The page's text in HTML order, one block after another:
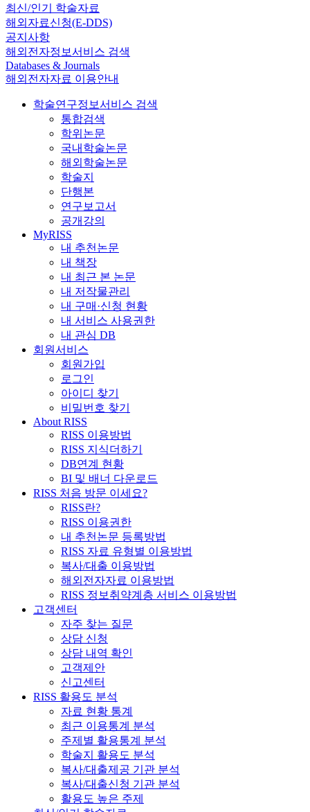
최신/인기 학술자료
해외자료신청(E-DDS)
공지사항
해외전자정보서비스 검색
Databases & Journals
해외전자자료 이용안내
학술연구정보서비스 검색
통합검색
학위논문
국내학술논문
해외학술논문
학술지
단행본
연구보고서
공개강의
MyRISS
내 추천논문
내 책장
내 최근 본 논문
내 저작물관리
내 구매·신청 현황
내 서비스 사용권한
내 관심 DB
회원서비스
회원가입
로그인
아이디 찾기
비밀번호 찾기
About RISS
RISS 이용방법
RISS 지식더하기
DB연계 현황
BI 및 배너 다운로드
RISS 처음 방문 이세요?
RISS란?
RISS 이용권한
내 추천논문 등록방법
RISS 자료 유형별 이용방법
복사/대출 이용방법
해외전자자료 이용방법
RISS 정보취약계층 서비스 이용방법
고객센터
자주 찾는 질문
상담 신청
상담 내역 확인
고객제안
신고센터
RISS 활용도 분석
자료 현황 통계
최근 이용통계 분석
주제별 활용통계 분석
학술지 활용도 분석
복사/대출제공 기관 분석
복사/대출신청 기관 분석
활용도 높은 주제